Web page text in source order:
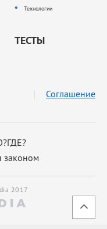
Технологии
ТЕСТЫ
законом
Соглашение
2017